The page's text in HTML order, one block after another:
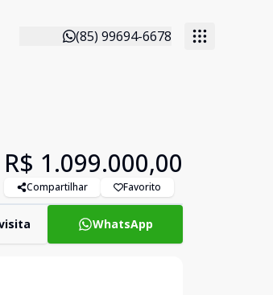
(85) 99694-6678
R$ 1.099.000,00
Compartilhar Favorito
WhatsApp